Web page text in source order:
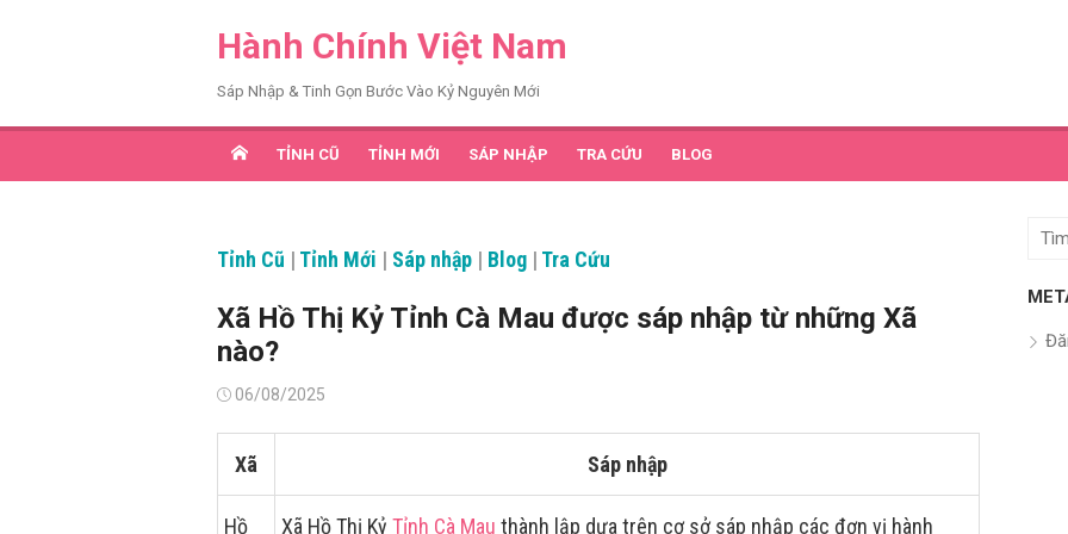
Hành Chính Việt Nam
Sáp Nhập & Tinh Gọn Bước Vào Kỷ Nguyên Mới
TỈNH CŨ TỈNH MỚI SÁP NHẬP TRA CỨU BLOG
Tỉnh Cũ | Tỉnh Mới | Sáp nhập | Blog | Tra Cứu
Xã Hồ Thị Kỷ Tỉnh Cà Mau được sáp nhập từ những Xã
nào?
Đăng06/08/2025
Xã Sáp nhập
Hồ
Xã Hồ Thị Kỷ Tỉnh Cà Mau thành lập dựa trên cơ sở sáp nhập các đơn vị hành
Tìm
quả